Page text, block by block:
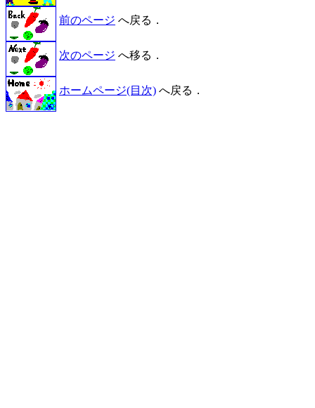
前のページ へ戻る．
次のページ へ移る．
ホームページ(目次) へ戻る．